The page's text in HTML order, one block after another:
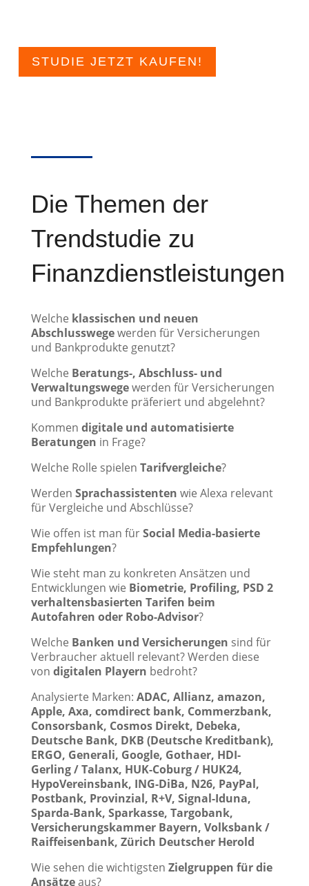
STUDIE JETZT KAUFEN!
Die Themen der
Trendstudie zu
Finanzdienstleistungen
Welche klassischen und neuen
Abschlusswegewerden für Versicherungen
und Bankprodukte genutzt?
Welche Beratungs-, Abschluss- und
Verwaltungswegewerden für Versicherungen
und Bankprodukte präferiert und abgelehnt?
Kommen digitale und automatisierte
Beratungen in Frage?
Welche Rolle spielen Tarifvergleiche?
Werden Sprachassistenten wie Alexa relevant
für Vergleiche und Abschlüsse?
Wie offen ist man fürSocial Media-basierte
Empfehlungen?
Wie steht man zu konkreten Ansätzen und
Entwicklungen wie Biometrie, Profiling, PSD 2
verhaltensbasierten Tarifen beim
Autofahren oder Robo-Advisor?
Welche Banken und Versicherungen sind für
Verbraucher aktuell relevant? Werden diese
von digitalen Playern bedroht?
Analysierte Marken: ADAC, Allianz, amazon,
Apple, Axa, comdirect bank, Commerzbank,
Consorsbank, Cosmos Direkt, Debeka,
Deutsche Bank, DKB (Deutsche Kreditbank),
ERGO, Generali, Google, Gothaer, HDI-
Gerling / Talanx, HUK-Coburg / HUK24,
HypoVereinsbank, ING-DiBa, N26, PayPal,
Postbank, Provinzial, R+V, Signal-Iduna,
Sparda-Bank, Sparkasse, Targobank,
Versicherungskammer Bayern, Volksbank /
Raiffeisenbank, Zürich Deutscher Herold
Wie sehen die wichtigsten Zielgruppen für die
Ansätzeaus?